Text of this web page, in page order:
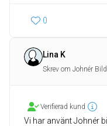
0
Lina K
Skrev om Johnér
Verifierad kund
Vi har använt Johnér